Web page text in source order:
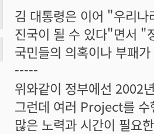
김 대통령은 이어 "우리나
진국이 될 수 있다"면서 "
국민들의 의혹이나 부패
-----
위와같이 정부에선 2002
그런데 여러 Project를 수
많은 노력과 시간이 필요